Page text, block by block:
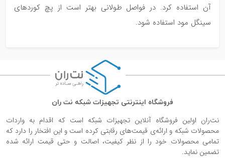
آن استفاده کرد. در فواصل طولانی بهتر است از پچ کوردهای
سینگل مود استفاده شود.
فروشگاه اینترنتی تجهیزات شبکه نت ران
نت‌ران اولین فروشگاه آنلاین تجهیزات شبکه است که اقدام به واردات
محصولات شبکه و ارائه‌ی قیمت‌های رقابتی کرده است و این افتخار را دارد که
تمامی محصولات خود را از نظر کیفیت، اصالت و حتی قیمت ارائه شده
تضمین نماید.